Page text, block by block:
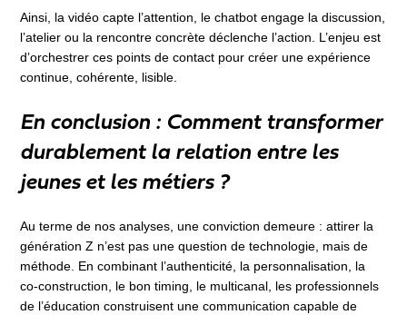
Ainsi, la vidéo capte l’attention, le chatbot engage la discussion,
l’atelier ou la rencontre concrète déclenche l’action. L’enjeu est
d’orchestrer ces points de contact pour créer une expérience
continue, cohérente, lisible.
En conclusion : Comment transformer
durablement la relation entre les
jeunes et les métiers ?
Au terme de nos analyses, une conviction demeure : attirer la
génération Z n’est pas une question de technologie, mais de
méthode. En combinant l’authenticité, la personnalisation, la
co-construction, le bon timing, le multicanal, les professionnels
de l’éducation construisent une communication capable de